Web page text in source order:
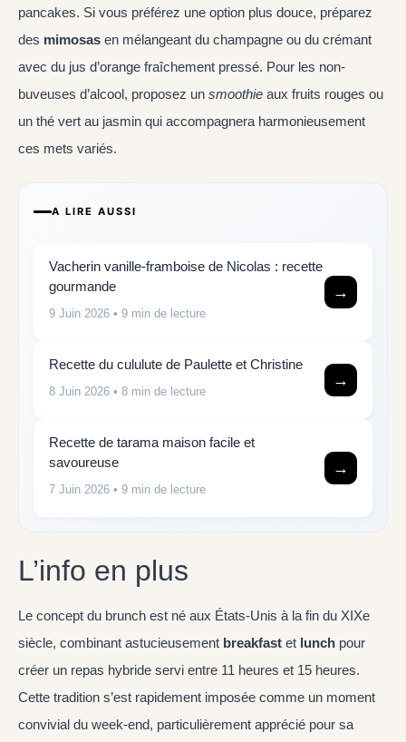
pancakes. Si vous préférez une option plus douce, préparez
des mimosas en mélangeant du champagne ou du crémant
avec du jus d’orange fraîchement pressé. Pour les non-
buveuses d’alcool, proposez un smoothie aux fruits rouges ou
un thé vert au jasmin qui accompagnera harmonieusement
ces mets variés.
A LIRE AUSSI
Vacherin vanille-framboise de Nicolas : recette
gourmande
9 Juin 2026 • 9 min de lecture
→
Recette du cululute de Paulette et Christine
8 Juin 2026 • 8 min de lecture
→
Recette de tarama maison facile et
savoureuse
7 Juin 2026 • 9 min de lecture
→
L’info en plus
Le concept du brunch est né aux États-Unis à la fin du XIXe
siècle, combinant astucieusement breakfast et lunch pour
créer un repas hybride servi entre 11 heures et 15 heures.
Cette tradition s’est rapidement imposée comme un moment
convivial du week-end, particulièrement apprécié pour sa